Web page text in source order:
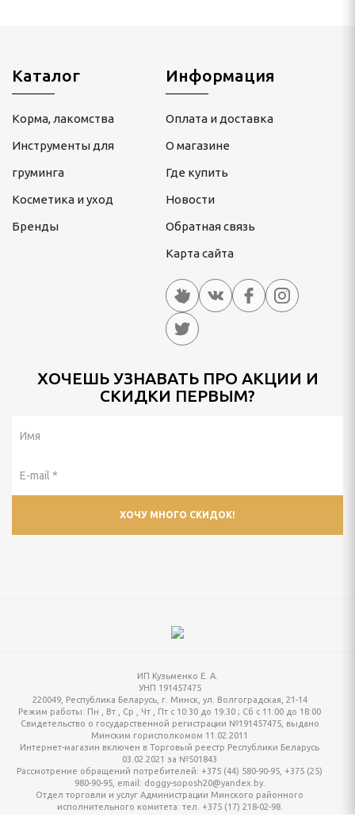
Каталог
Корма, лакомства
Инструменты для
груминга
Косметика и уход
Бренды
Информация
Оплата и доставка
О магазине
Где купить
Новости
Обратная связь
Карта сайта
ХОЧЕШЬ УЗНАВАТЬ ПРО АКЦИИ И
СКИДКИ ПЕРВЫМ?
ИП Кузьменко Е. А.
УНП 191457475
220049, Республика Беларусь, г. Минск, ул. Волгоградская, 21-14
Режим работы: Пн , Вт , Ср , Чт , Пт c 10:30 до 19:30 ; Сб c 11:00 до 18:00
Свидетельство о государственной регистрации №191457475, выдано
Минским горисполкомом 11.02.2011
Интернет-магазин включен в Торговый реестр Республики Беларусь
03.02.2021 за №501843
Рассмотрение обращений потребителей: +375 (44) 580-90-95, +375 (25)
980-90-95, email: doggy-soposh20@yandex.by.
Отдел торговли и услуг Администрации Минского районного
исполнительного комитета: тел. +375 (17) 218-02-98.